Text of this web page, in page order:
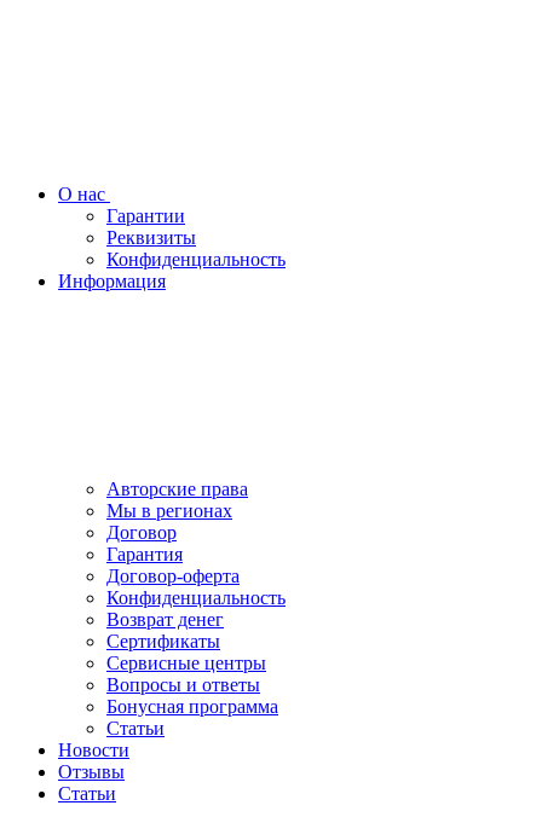
О нас
Гарантии
Реквизиты
Конфиденциальность
Информация
Авторские права
Мы в регионах
Договор
Гарантия
Договор-оферта
Конфиденциальность
Возврат денег
Сертификаты
Сервисные центры
Вопросы и ответы
Бонусная программа
Статьи
Новости
Отзывы
Статьи